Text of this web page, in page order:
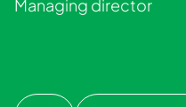
Managing director